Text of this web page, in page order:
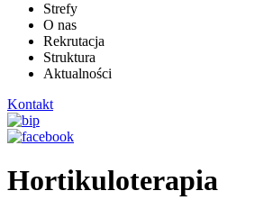
Strefy
O nas
Rekrutacja
Struktura
Aktualności
Kontakt
Hortikuloterapia